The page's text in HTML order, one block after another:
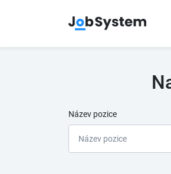
Název pozice